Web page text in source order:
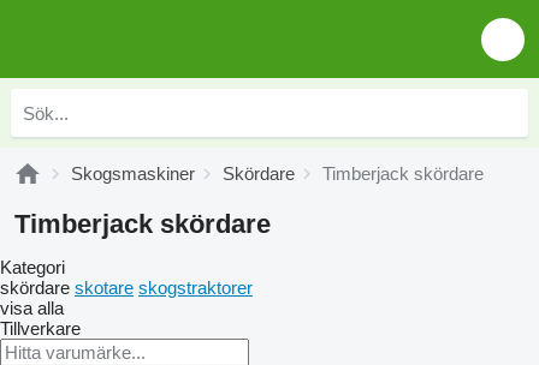
Skogsmaskiner Skördare Timberjack skördare
Timberjack skördare
Kategori
skördare skotare skogstraktorer
visa alla
Tillverkare